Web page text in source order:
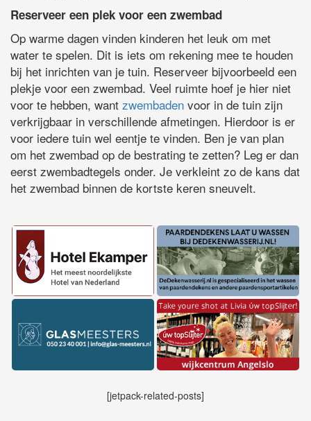
Reserveer een plek voor een zwembad
Op warme dagen vinden kinderen het leuk om met
water te spelen. Dit is iets om rekening mee te houden
bij het inrichten van je tuin. Reserveer bijvoorbeeld een
plekje voor een zwembad. Veel ruimte hoef je hier niet
voor te hebben, want zwembaden voor in de tuin zijn
verkrijgbaar in verschillende afmetingen. Hierdoor is er
voor iedere tuin wel eentje te vinden. Ben je van plan
om het zwembad op de bestrating te zetten? Leg er dan
eerst zwembadtegels onder. Je verkleint zo de kans dat
het zwembad binnen de kortste keren sneuvelt.
[jetpack-related-posts]